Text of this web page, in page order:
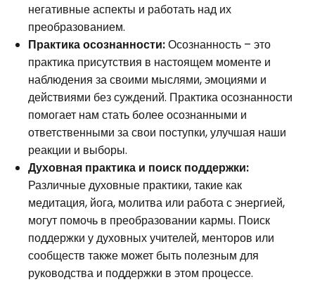
негативные аспекты и работать над их
преобразованием.
Практика осознанности:Осознанность – это
практика присутствия в настоящем моменте и
наблюдения за своими мыслями, эмоциями и
действиями без суждений. Практика осознанности
помогает нам стать более осознанными и
ответственными за свои поступки, улучшая наши
реакции и выборы.
Духовная практика и поиск поддержки:
Различные духовные практики, такие как
медитация, йога, молитва или работа с энергией,
могут помочь в преобразовании кармы. Поиск
поддержки у духовных учителей, менторов или
сообществ также может быть полезным для
руководства и поддержки в этом процессе.